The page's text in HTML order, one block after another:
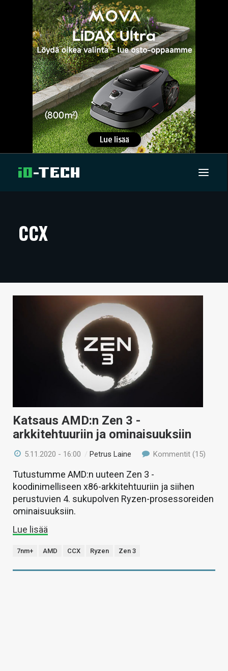
ARTIKKELIT
TECHBBS
HAKU
CCX
Katsaus AMD:n Zen 3 -
arkkitehtuuriin ja ominaisuuksiin
5.11.2020 - 16:00 /Petrus Laine Kommentit (15)
Tutustumme AMD:n uuteen Zen 3 -
koodinimelliseen x86-arkkitehtuuriin ja siihen
perustuvien 4. sukupolven Ryzen-prosessoreiden
ominaisuuksiin.
Lue lisää
7nm+ AMD CCX Ryzen Zen 3